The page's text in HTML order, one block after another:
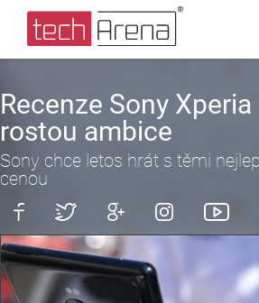
Recenze Sony
rostou ambice
Sony chce letos hrát s těmi
cenou